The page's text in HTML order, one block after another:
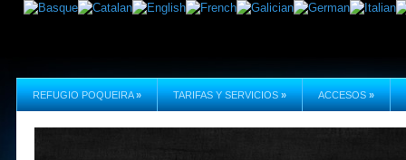
REFUGIO POQUEIRA » TARIFAS Y SERVICIOS » ACCESOS »